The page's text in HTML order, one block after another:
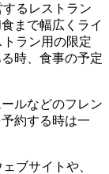
るレストラン
まで幅広くライ
ラン用の限定
時、食事の予定
ルなどのフレン
約する時は一
ブサイトや、